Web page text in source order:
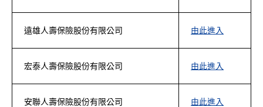
遠雄人壽保險股份有限公司 由此進入
宏泰人壽保險股份有限公司 由此進入
安聯人壽保險股份有限公司 由此進入